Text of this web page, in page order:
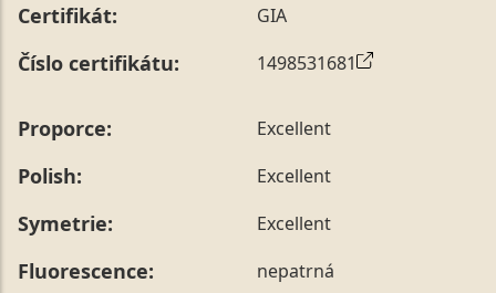
Certifikát: GIA
Číslo certifikátu: 1498531681
Proporce: Excellent
Polish: Excellent
Symetrie: Excellent
Fluorescence: nepatrná